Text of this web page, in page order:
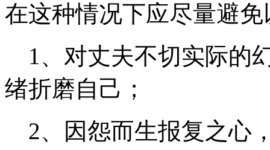
在这种情况下应尽量避
1、对丈夫不切实际的
绪折磨自己；
2、因怨而生报复之心